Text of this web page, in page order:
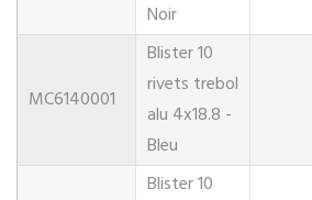
Noir
MC6140001
Blister 10
rivets trebol
alu 4x18.8 -
Bleu
Blister 10